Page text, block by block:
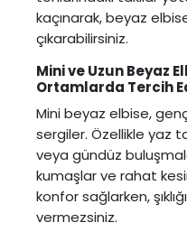
kaçınarak, beyaz
çıkarabilirsiniz.
Mini ve Uzun Beyaz
Ortamlarda Tercih
Mini beyaz elbise,
sergiler. Özellikle yaz
veya gündüz
kumaşlar ve rahat
konfor sağlarken,
vermezsiniz.